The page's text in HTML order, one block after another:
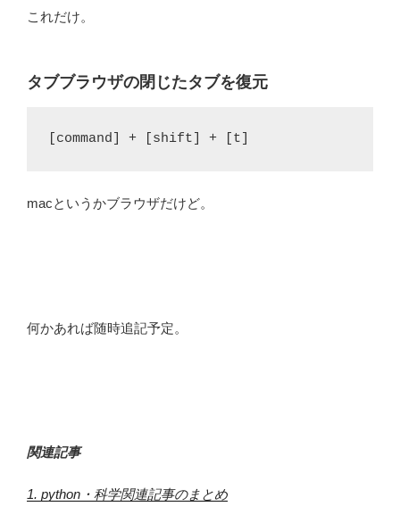
これだけ。
タブブラウザの閉じたタブを復元
[command] + [shift] + [t]
macというかブラウザだけど。
何かあれば随時追記予定。
関連記事
1. python・科学関連記事のまとめ